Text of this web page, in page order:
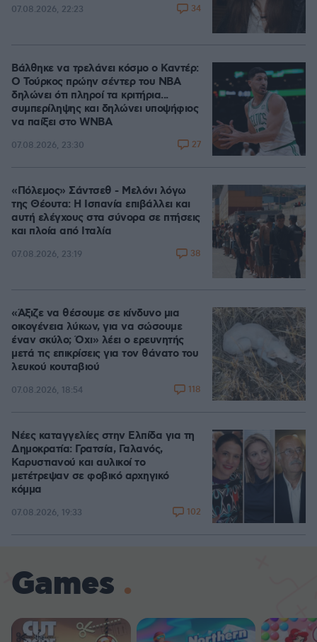
07.08.2026, 22:23 34
Βάλθηκε να τρελάνει κόσμο ο Καντέρ:
Ο Τούρκος πρώην σέντερ του NBA
δηλώνει ότι πληροί τα κριτήρια...
συμπερίληψης και δηλώνει υποψήφιος
να παίξει στο WNBA
07.08.2026, 23:30 27
«Πόλεμος» Σάντσεθ - Μελόνι λόγω
της Θέουτα: Η Ισπανία επιβάλλει και
αυτή ελέγχους στα σύνορα σε πτήσεις
και πλοία από Ιταλία
07.08.2026, 23:19 38
«Άξιζε να θέσουμε σε κίνδυνο μια
οικογένεια λύκων, για να σώσουμε
έναν σκύλο; Όχι» λέει ο ερευνητής
μετά τις επικρίσεις για τον θάνατο του
λευκού κουταβιού
07.08.2026, 18:54 118
Νέες καταγγελίες στην Ελπίδα για τη
Δημοκρατία: Γρατσία, Γαλανός,
Καρυστιανού και αυλικοί το
μετέτρεψαν σε φοβικό αρχηγικό
κόμμα
07.08.2026, 19:33 102
Games